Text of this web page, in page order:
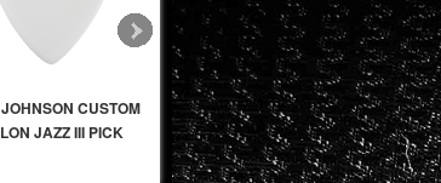
CUSTOM
JAZZ III PICK
MATT HEAFY ASCENDANCY
JAZZ III
PETER
JAZZ